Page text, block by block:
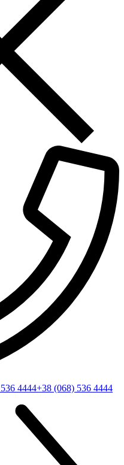
4444+38 (068) 536 4444